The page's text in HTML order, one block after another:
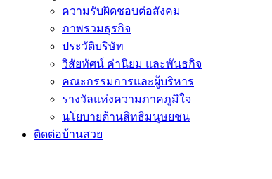
ความรับผิดชอบต่อสังคม
ภาพรวมธุรกิจ
ประวัติบริษัท
วิสัยทัศน์ ค่านิยม และพันธกิจ
คณะกรรมการและผู้บริหาร
รางวัลแห่งความภาคภูมิใจ
นโยบายด้านสิทธิมนุษยชน
ติดต่อบ้านสวย